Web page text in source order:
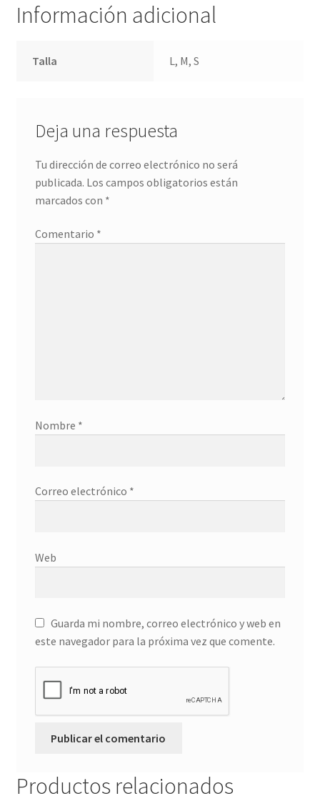
Información adicional
Talla L, M, S
Deja una respuesta
Tu dirección de correo electrónico no será
publicada. Los campos obligatorios están
marcados con *
Comentario *
Nombre *
Correo electrónico *
Web
Guarda mi nombre, correo electrónico y web en
este navegador para la próxima vez que comente.
Productos relacionados